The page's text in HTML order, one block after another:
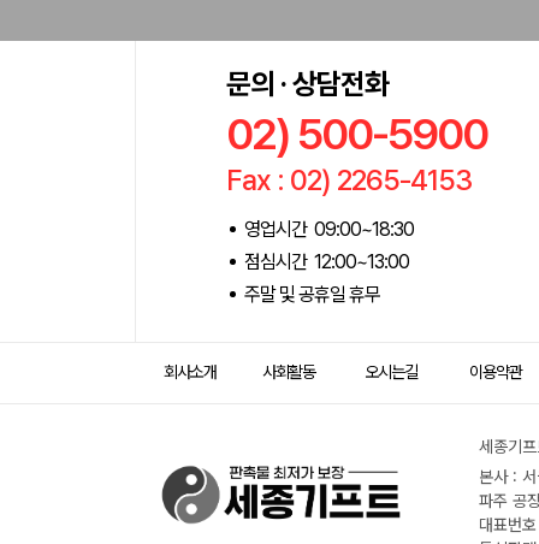
문의 · 상담전화
02) 500-5900
Fax : 02) 2265-4153
영업시간 09:00~18:30
점심시간 12:00~13:00
주말 및 공휴일 휴무
회사소개 사회활동 오시는길 이용약관
세종기
본사 :
파주 공
대표번